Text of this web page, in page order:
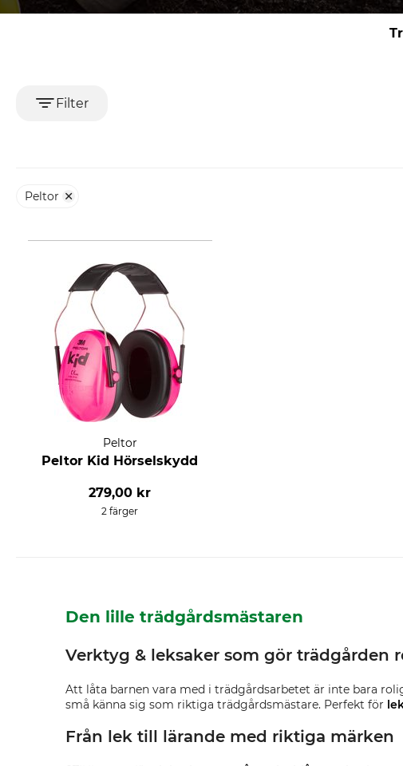
Filter
Peltor
Peltor
Peltor Kid Hörselskydd
279,00 kr
2 färger
Den lille trädgårdsmästaren
Verktyg & leksaker som gör trädgården
Att låta barnen vara med i trädgårdsarbetet är inte bara
små känna sig som riktiga trädgårdsmästare. Perfekt för
Från lek till lärande med riktiga märken